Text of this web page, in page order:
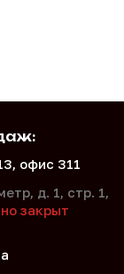
офис 311
д. 1, стр. 1,
закрыт